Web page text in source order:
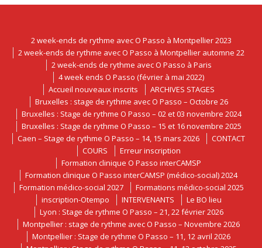
2 week-ends de rythme avec O Passo à Montpellier 2023
2 week-ends de rythme avec O Passo à Montpellier automne 22
2 week-ends de rythme avec O Passo à Paris
4 week ends O Passo (février à mai 2022)
Accueil nouveaux inscrits
ARCHIVES STAGES
Bruxelles : stage de rythme avec O Passo – Octobre 26
Bruxelles : Stage de rythme O Passo – 02 et 03 novembre 2024
Bruxelles : Stage de rythme O Passo – 15 et 16 novembre 2025
Caen – Stage de rythme O Passo – 14, 15 mars 2026
CONTACT
COURS
Erreur inscription
Formation clinique O Passo interCAMSP
Formation clinique O Passo interCAMSP (médico-social) 2024
Formation médico-social 2027
Formations médico-social 2025
inscription-Otempo
INTERVENANTS
Le BO lieu
Lyon : Stage de rythme O Passo – 21, 22 février 2026
Montpellier : stage de rythme avec O Passo – Novembre 2026
Montpellier : Stage de rythme O Passo – 11, 12 avril 2026